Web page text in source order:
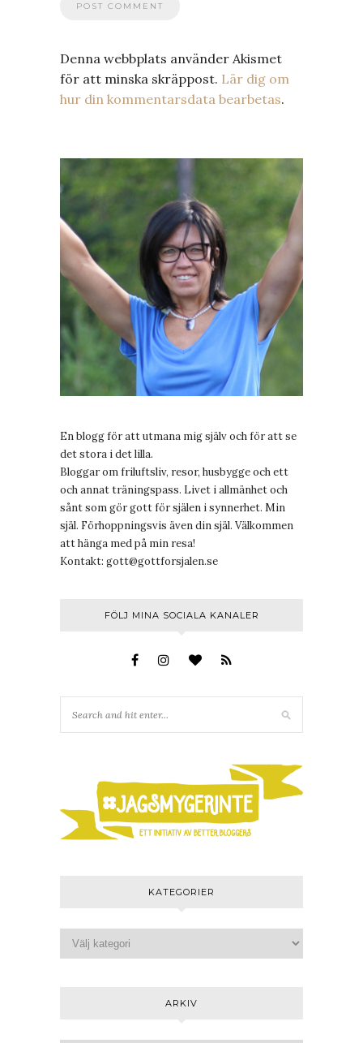
Denna webbplats använder Akismet
för att minska skräppost. Lär dig om
hur din kommentarsdata bearbetas.
En blogg för att utmana mig själv och för att se
det stora i det lilla.
Bloggar om friluftsliv, resor, husbygge och ett
och annat träningspass. Livet i allmänhet och
sånt som gör gott för själen i synnerhet. Min
själ. Förhoppningsvis även din själ. Välkommen
att hänga med på min resa!
Kontakt: gott@gottforsjalen.se
FÖLJ MINA SOCIALA KANALER
KATEGORIER
ARKIV